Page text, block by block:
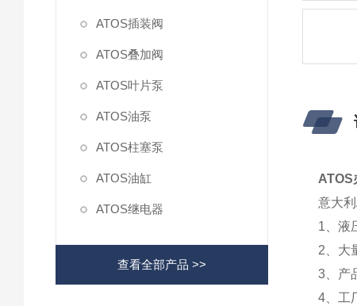
ATOS插装阀
ATOS叠加阀
ATOS叶片泵
ATOS油泵
ATOS柱塞泵
ATOS油缸
ATOS继电器
查看全部产品 >>
ATOS
意大
1、液
2、大
3、产
4、工